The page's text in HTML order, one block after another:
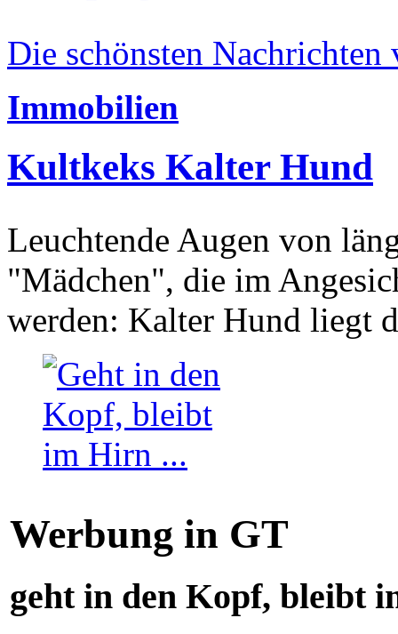
Die schönsten Nachrichten
Immobilien
Kultkeks Kalter Hund
Leuchtende Augen von
"Mädchen", die im
werden: Kalter Hund liegt
Werbung in GT
geht in den Kopf, bleibt